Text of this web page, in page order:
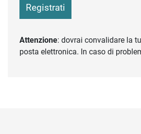
Registrati
Attenzione: dovrai convalidare la
posta elettronica. In caso di